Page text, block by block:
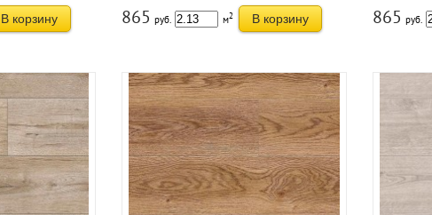
В корзину 865 руб. м2 В корзину 865 руб.